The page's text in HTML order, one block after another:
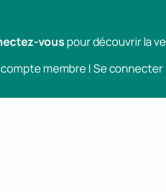
vous pour découvrir la
membre | Se connecter